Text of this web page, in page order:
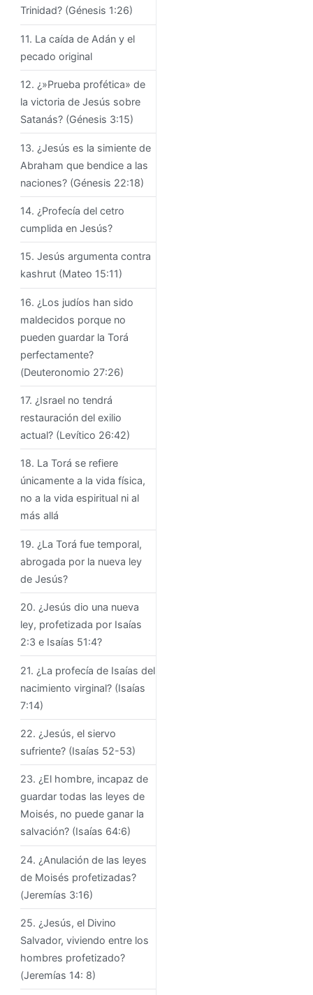
Trinidad? (Génesis 1:26)
11. La caída de Adán y el
pecado original
12. ¿»Prueba profética» de
la victoria de Jesús sobre
Satanás? (Génesis 3:15)
13. ¿Jesús es la simiente de
Abraham que bendice a las
naciones? (Génesis 22:18)
14. ¿Profecía del cetro
cumplida en Jesús?
15. Jesús argumenta contra
kashrut (Mateo 15:11)
16. ¿Los judíos han sido
maldecidos porque no
pueden guardar la Torá
perfectamente?
(Deuteronomio 27:26)
17. ¿Israel no tendrá
restauración del exilio
actual? (Levítico 26:42)
18. La Torá se refiere
únicamente a la vida física,
no a la vida espiritual ni al
más allá
19. ¿La Torá fue temporal,
abrogada por la nueva ley
de Jesús?
20. ¿Jesús dio una nueva
ley, profetizada por Isaías
2:3 e Isaías 51:4?
21. ¿La profecía de Isaías del
nacimiento virginal? (Isaías
7:14)
22. ¿Jesús, el siervo
sufriente? (Isaías 52-53)
23. ¿El hombre, incapaz de
guardar todas las leyes de
Moisés, no puede ganar la
salvación? (Isaías 64:6)
24. ¿Anulación de las leyes
de Moisés profetizadas?
(Jeremías 3:16)
25. ¿Jesús, el Divino
Salvador, viviendo entre los
hombres profetizado?
(Jeremías 14: 8)